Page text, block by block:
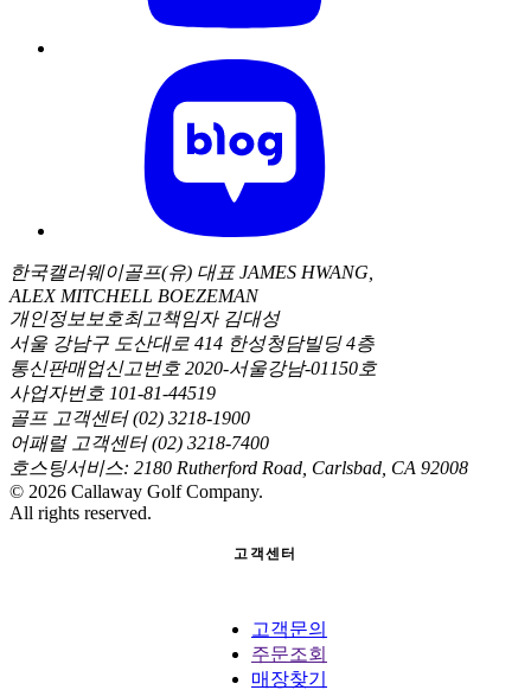
한국캘러웨이골프(유) 대표 JAMES HWANG,
ALEX MITCHELL BOEZEMAN
개인정보보호최고책임자 김대성
서울 강남구 도산대로 414 한성청담빌딩 4층
통신판매업신고번호 2020-서울강남-01150호
사업자번호 101-81-44519
골프 고객센터 (02) 3218-1900
어패럴 고객센터 (02) 3218-7400
호스팅서비스: 2180 Rutherford Road, Carlsbad, CA 92008
© 2026 Callaway Golf Company.
All rights reserved.
고객센터
고객문의
주문조회
매장찾기